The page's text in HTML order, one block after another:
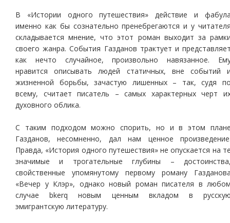
В «Истории одного путешествия» действие и
именно как бы сознательно пренебрегаются и у
складывается мнение, что этот роман выходит за
своего жанра. События Газданов трактует и
как нечто случайное, произвольно навязанное.
нравится описывать людей статичных, вне событий
жизненной борьбы, зачастую лишенных – так, судя
всему, считает писатель – самых характерных черт
духовного облика.
С таким подходом можно спорить, но и в этом
Газданов, несомненно, дал нам ценное
Правда, «История одного путешествия» не опускается на
значимые и трогательные глубины –
свойственные упомянутому первому роману
«Вечер у Клэр», однако новый роман писателя в
случае bkerq новым ценным вкладом в
эмигрантскую литературу.